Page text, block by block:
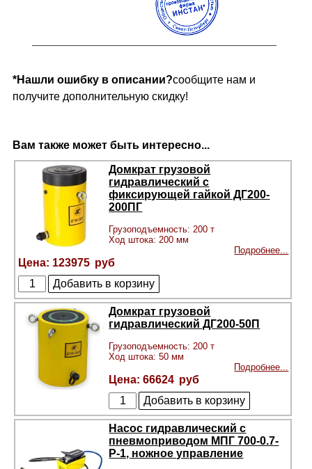
*Нашли ошибку в описании?сообщите нам и
получите дополнительную скидку!
Вам также может быть интересно...
Домкрат грузовой
гидравлический с
фиксирующей гайкой ДГ200-
200ПГ
Грузоподъемность: 200 т
Ход штока: 200 мм
Подробнее...
123975
Домкрат грузовой
гидравлический ДГ200-50П
Грузоподъемность: 200 т
Ход штока: 50 мм
Подробнее...
66624
Насос гидравлический с
пневмоприводом МПГ 700-0.7-
Р-1, ножное управление